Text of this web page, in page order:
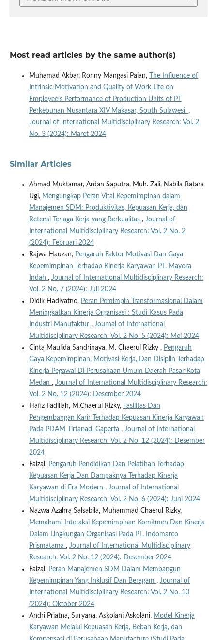
Most read articles by the same author(s)
Muhamad Akbar, Ronny Mangasi Paian,
The Influence of
Intrinsic Motivation and Quality of Work Life on
Employee’s Performance of Production Units of PT
Perkebunan Nusantara XIV Makasar, South Sulawesi. ,
Journal of International Multidisciplinary Research: Vol. 2
No. 3 (2024): Maret 2024
Similar Articles
Ahmad Muktamar, Ardan Saputra, Muh. Zali, Nabila Batara
Ugi, Mengungkap Peran Vital Kepemimpinan dalam
Manajemen SDM: Produktivitas, Kepuasan Kerja, dan
Retensi Tenaga Kerja yang Berkualitas , Journal of
International Multidisciplinary Research: Vol. 2 No. 2
(2024): Februari 2024
Rajwa Hauzan, Pengaruh Faktor Motivasi Dan Gaya
Kepemimpinan Terhadap Kinerja Karyawan PT. Mayora
Indah , Journal of International Multidisciplinary Research:
Vol. 2 No. 7 (2024): Juli 2024
Didik Hadiyatno, Peran Pemimpin Transformasional Dalam
Meningkatkan Kinerja Organisasi : Studi Kasus Pada
Industri Manufaktur , Journal of International
Multidisciplinary Research: Vol. 2 No. 5 (2024): Mei 2024
Cinta Maulida Sandrinaya, M. Chaerul Rizky , Pengaruh
Gaya Kepemimpinan, Motivasi Kerja, Dan Disiplin Terhadap
Kinerja Pegawai Di Perusahaan Umum Daerah Pasar Kota
Medan , Journal of International Multidisciplinary Research:
Vol. 2 No. 12 (2024): Desember 2024
Hafiz Fadillah, M.Chaerul Rizky, Fasilitas Dan
Pengembangan Karir Terhadap Kepuasan Kinerja Karyawan
Pada PDAM Tirtanadi Gaperta , Journal of International
Multidisciplinary Research: Vol. 2 No. 12 (2024): Desember
2024
Faizal, Pengaruh Pendidikan Dan Pelatihan Terhadap
Kepuasan Kerja Dan Dampaknya Terhadap Kinerja
Karyawan di Era Modern , Journal of International
Multidisciplinary Research: Vol. 2 No. 6 (2024): Juni 2024
Nazwa Azahra Salsabila, Muhammad Chaerul Rizky,
Memahami Interaksi Kepemimpinan Komitmen Dan Kinerja
Dalam Lingkungan Organisasi Pada PT. Indomarco
Prismatama , Journal of International Multidisciplinary
Research: Vol. 2 No. 12 (2024): Desember 2024
Faizal, Peran Manajemen SDM Dalam Membangun
Kepemimpinan Yang Inklusif Dan Beragam , Journal of
International Multidisciplinary Research: Vol. 2 No. 10
(2024): Oktober 2024
Andri Priatna, Suryana, Askolani Askolani, Model Kinerja
Karyawan Melalui Kepuasan Kerja, Beban Kerja, dan